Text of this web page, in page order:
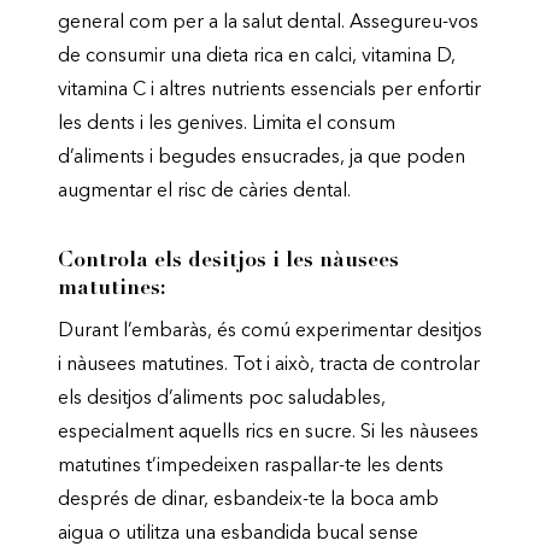
general com per a la salut dental. Assegureu-vos
de consumir una dieta rica en calci, vitamina D,
vitamina C i altres nutrients essencials per enfortir
les dents i les genives. Limita el consum
d’aliments i begudes ensucrades, ja que poden
augmentar el risc de càries dental.
Controla els desitjos i les nàusees
matutines:
Durant l’embaràs, és comú experimentar desitjos
i nàusees matutines. Tot i això, tracta de controlar
els desitjos d’aliments poc saludables,
especialment aquells rics en sucre. Si les nàusees
matutines t’impedeixen raspallar-te les dents
després de dinar, esbandeix-te la boca amb
aigua o utilitza una esbandida bucal sense